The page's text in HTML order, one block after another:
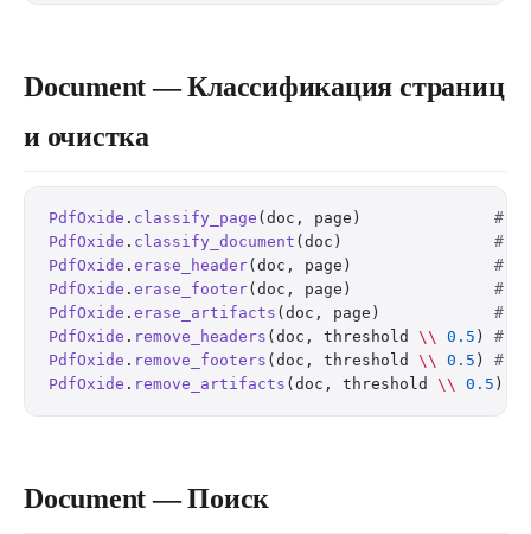
Document — Классификация страниц
и очистка
PdfOxide . classify_page (doc, page) #
PdfOxide . classify_document (doc) #
PdfOxide . erase_header(doc, page) #
PdfOxide . erase_footer(doc, page) #
PdfOxide . erase_artifacts (doc, page) #
PdfOxide . remove_headers (doc, threshold \\ 0.5 ) #
PdfOxide . remove_footers (doc, threshold \\ 0.5 ) #
PdfOxide . remove_artifacts (doc, threshold \\ 0.5 )
Document — Поиск